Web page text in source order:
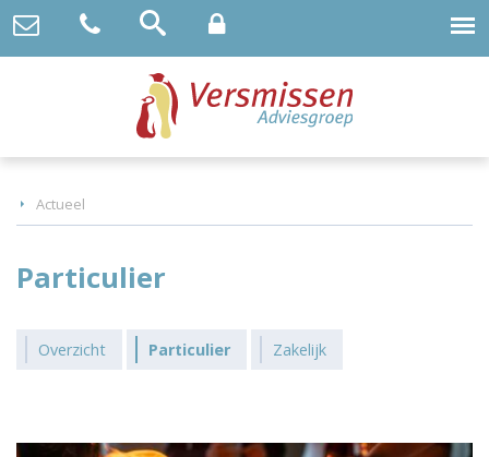
Actueel
Particulier
Overzicht Particulier Zakelijk